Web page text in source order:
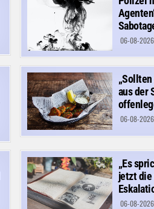
06-08-2026
aus der
06-08-2026
„Es
jetzt die
06-08-2026